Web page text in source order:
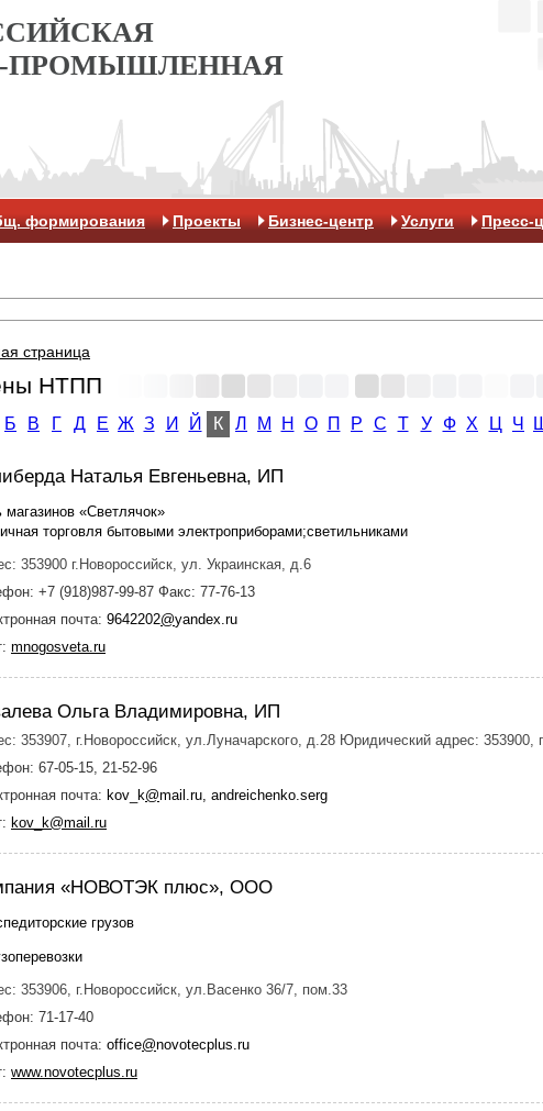
ПРОМЫШЛЕННАЯ
формирования Проекты Бизнес-центр Услуги Пресс-
страница
НТПП
Б В Г Д Е Ж З И Й К Л М Н О П Р С Т У Ф Х Ц Ч Ш
Наталья Евгеньевна, ИП
магазинов «Светлячок»
торговля бытовыми электроприборами;светильниками
353900 г.Новороссийск, ул. Украинская, д.6
+7 (918)987-99-87 Факс: 77-76-13
почта: 9642202@yandex.ru
mnogosveta.ru
Ольга Владимировна, ИП
353907, г.Новороссийск, ул.Луначарского, д.28 Юридический адрес: 353900,
67-05-15, 21-52-96
почта: kov_k@mail.ru, andreichenko.serg
kov_k@mail.ru
«НОВОТЭК плюс», ООО
грузов
353906, г.Новороссийск, ул.Васенко 36/7, пом.33
71-17-40
почта: office@novotecplus.ru
www.novotecplus.ru